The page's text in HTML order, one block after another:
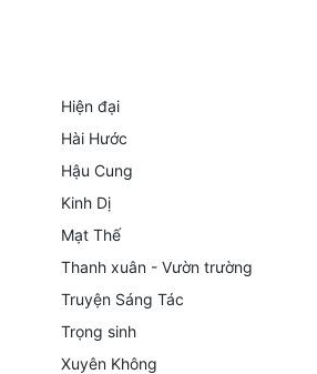
Hiện đại
Hài Hước
Hậu Cung
Kinh Dị
Mạt Thế
Thanh xuân - Vườn trường
Truyện Sáng Tác
Trọng sinh
Xuyên Không